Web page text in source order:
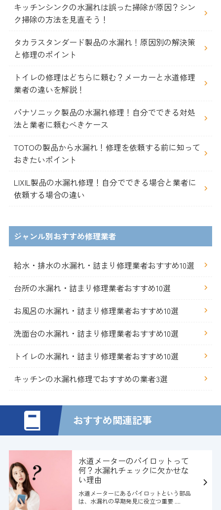
キッチンシンクの水漏れは誤った掃除が原因？シン
ク掃除の方法を見直そう！
タカラスタンダード製品の水漏れ！原因別の解決策
と修理のポイント
トイレの修理はどちらに頼む？メーカーと水道修理
業者の違いを解説！
パナソニック製品の水漏れ修理！自分でできる対処
法と業者に頼むべきケース
TOTOの製品から水漏れ！修理を依頼する前に知って
おきたいポイント
LIXIL製品の水漏れ修理！自分でできる場合と業者に
依頼する場合の違い
ジャンル別おすすめ修理業者
給水・排水の水漏れ・詰まり修理業者おすすめ10選
台所の水漏れ・詰まり修理業者おすすめ10選
お風呂の水漏れ・詰まり修理業者おすすめ10選
洗面台の水漏れ・詰まり修理業者おすすめ10選
トイレの水漏れ・詰まり修理業者おすすめ10選
キッチンの水漏れ修理でおすすめの業者3選
おすすめ関連記事
水道メーターのパイロットって
何？水漏れチェックに欠かせな
い理由
水道メーターにあるパイロットという部品
は、水漏れの早期発見に役立つ重要 ....